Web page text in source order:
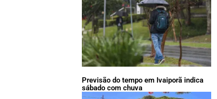
Previsão do tempo em Ivaiporã indica
sábado com chuva